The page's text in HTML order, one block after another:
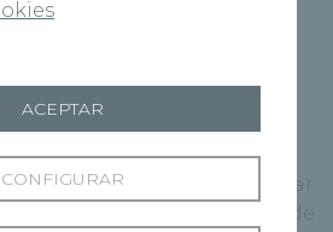
la calidad de vida de
de cáncer
Sandra Ibarra han firmado
orientado a impulsar
a mejorar la calidad de
CONFIGURAR
ACEPTAR